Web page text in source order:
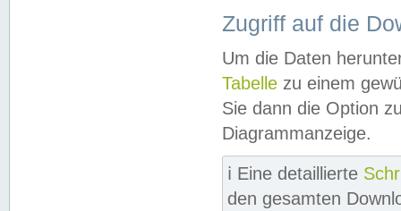
Zugriff auf die
Um die Daten
Tabelle zu einem
Sie dann die Option
Diagrammanzeige.
ℹ️ Eine detaillierte
den gesamten